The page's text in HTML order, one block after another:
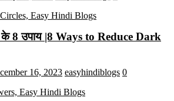
8 उपाय |8 Ways to Reduce Dark
16, 2023 easyhindiblogs 0